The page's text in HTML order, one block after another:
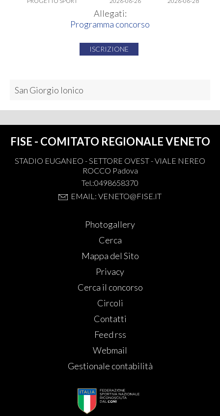
Allegati:
Programma concorso
ISCRIZIONE
San Giorgio Ionico
FISE - COMITATO REGIONALE VENETO
STADIO EUGANEO - SETTORE OVEST - VIALE NEREO
ROCCO Padova
Tel.:0498658370
EMAIL: VENETO@FISE.IT
Photogallery
Cerca
Mappa del Sito
Privacy
Cerca il concorso
Circoli
Contatti
Feed rss
Webmail
Gestionale contabilità